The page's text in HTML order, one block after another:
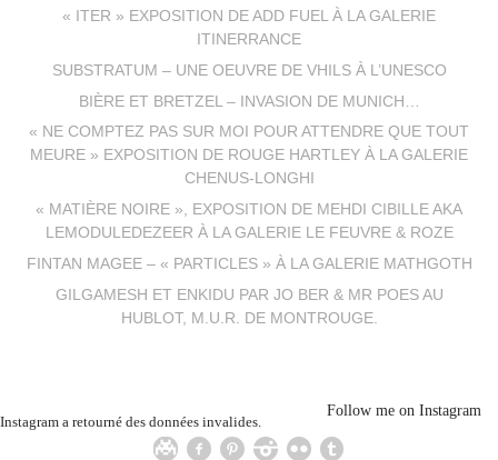
« ITER » EXPOSITION DE ADD FUEL À LA GALERIE
ITINERRANCE
SUBSTRATUM – UNE OEUVRE DE VHILS À L’UNESCO
BIÈRE ET BRETZEL – INVASION DE MUNICH…
« NE COMPTEZ PAS SUR MOI POUR ATTENDRE QUE TOUT
MEURE » EXPOSITION DE ROUGE HARTLEY À LA GALERIE
CHENUS-LONGHI
« MATIÈRE NOIRE », EXPOSITION DE MEHDI CIBILLE AKA
LEMODULEDEZEER À LA GALERIE LE FEUVRE & ROZE
FINTAN MAGEE – « PARTICLES » À LA GALERIE MATHGOTH
GILGAMESH ET ENKIDU PAR JO BER & MR POES AU
HUBLOT, M.U.R. DE MONTROUGE.
Instagram a retourné des données invalides.
Follow me on Instagram